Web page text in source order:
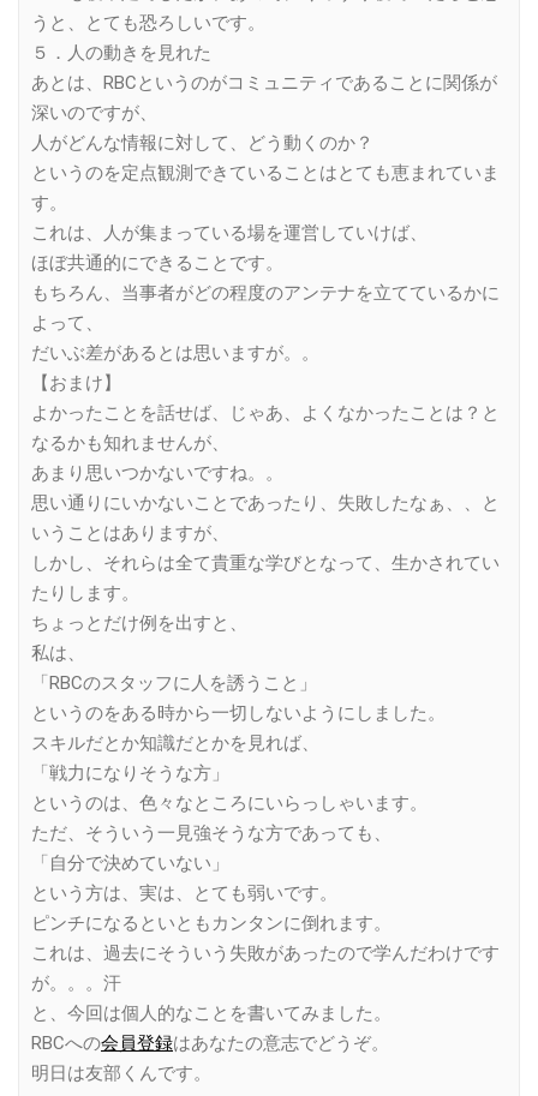
うと、とても恐ろしいです。
５．人の動きを見れた
あとは、RBCというのがコミュニティであることに関係が
深いのですが、
人がどんな情報に対して、どう動くのか？
というのを定点観測できていることはとても恵まれていま
す。
これは、人が集まっている場を運営していけば、
ほぼ共通的にできることです。
もちろん、当事者がどの程度のアンテナを立てているかに
よって、
だいぶ差があるとは思いますが。。
【おまけ】
よかったことを話せば、じゃあ、よくなかったことは？と
なるかも知れませんが、
あまり思いつかないですね。。
思い通りにいかないことであったり、失敗したなぁ、、と
いうことはありますが、
しかし、それらは全て貴重な学びとなって、生かされてい
たりします。
ちょっとだけ例を出すと、
私は、
「RBCのスタッフに人を誘うこと」
というのをある時から一切しないようにしました。
スキルだとか知識だとかを見れば、
「戦力になりそうな方」
というのは、色々なところにいらっしゃいます。
ただ、そういう一見強そうな方であっても、
「自分で決めていない」
という方は、実は、とても弱いです。
ピンチになるといともカンタンに倒れます。
これは、過去にそういう失敗があったので学んだわけです
が。。。汗
と、今回は個人的なことを書いてみました。
RBCへの会員登録はあなたの意志でどうぞ。
明日は友部くんです。